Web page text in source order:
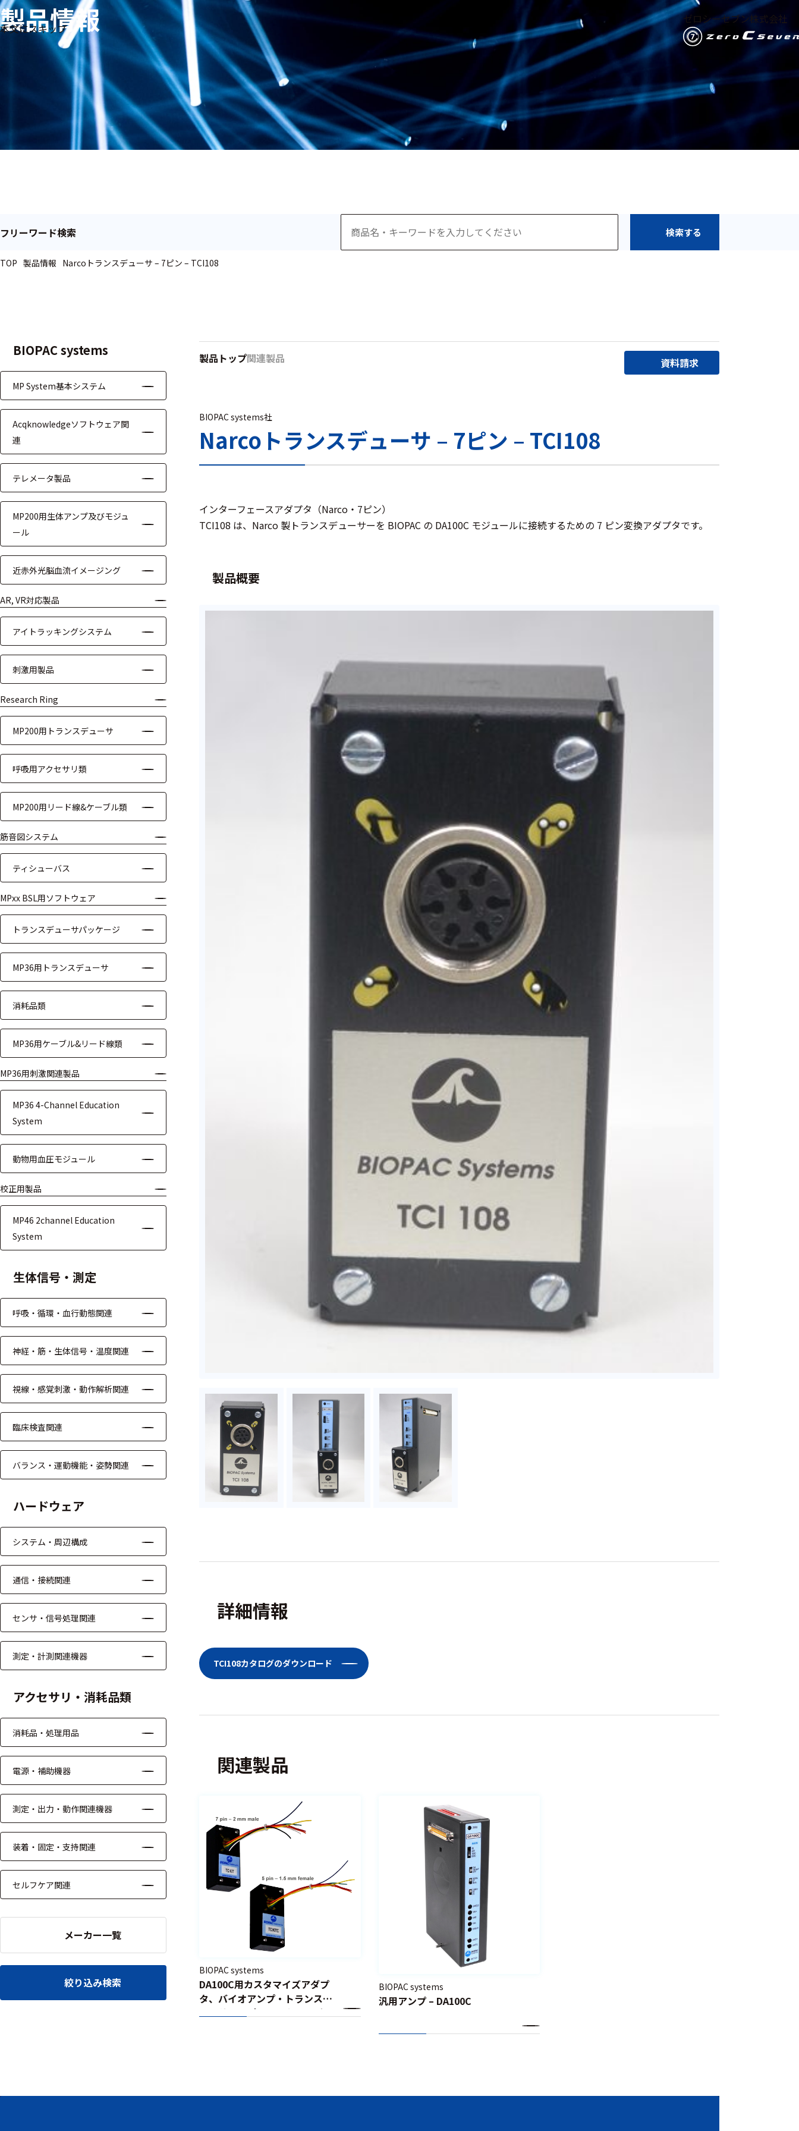
本文にスキップ
ゼロシーセブン株式会社
生体
信
号・
測定
メー
カー
フリ
検索
療
用
研
究
用
教
用
ワイヤレス・無
線対応
MRI対応
システム・周辺
構成
装置本体
デバイス
テム
トリガー
ケーブル
テレメー
タ
スイッチ
センサ・信号処
信号処理
モジュー
ル
フィルタ
ソフトウ
機器
ゴニオメ
ータ
アイトラ
ッキング
プローブ
計測機器
選
し
件
を
リ
ア
る
698
製
を
表
る
製品情報
フリーワード検索 検索する
TOP 製品情報 Narcoトランスデューサ – 7ピン – TCI108
BIOPAC systems
MP System基本システム
Acqknowledgeソフトウェア関
連
テレメータ製品
MP200用生体アンプ及びモジュ
ール
近赤外光脳血流イメージング
AR, VR対応製品
アイトラッキングシステム
刺激用製品
Research Ring
MP200用トランスデューサ
呼吸用アクセサリ類
MP200用リード線&ケーブル類
筋音図システム
ティシューバス
MPxx BSL用ソフトウェア
トランスデューサパッケージ
MP36用トランスデューサ
消耗品類
MP36用ケーブル&リード線類
MP36用刺激関連製品
MP36 4-Channel Education
System
動物用血圧モジュール
校正用製品
MP46 2channel Education
System
生体信号・測定
呼吸・循環・血行動態関連
神経・筋・生体信号・温度関連
視線・感覚刺激・動作解析関連
臨床検査関連
バランス・運動機能・姿勢関連
ハードウェア
システム・周辺構成
通信・接続関連
センサ・信号処理関連
測定・計測関連機器
アクセサリ・消耗品類
消耗品・処理用品
電源・補助機器
測定・出力・動作関連機器
装着・固定・支持関連
セルフケア関連
メーカー一覧
絞り込み検索
製品トップ関連製品 資料請求
BIOPAC systems社
Narcoトランスデューサ – 7ピン – TCI108
インターフェースアダプタ（Narco・7ピン）
TCI108 は、Narco 製トランスデューサーを BIOPAC の DA100C モジュールに接続するための 7 ピン変換アダプタです。
製品概要
詳細情報
TCI108カタログのダウンロード
関連製品
BIOPAC systems
DA100C用カスタマイズアダプ
タ、バイオアンプ・トランスデ
ューサアンプ用カスタマイズア
BIOPAC systems
汎用アンプ – DA100C